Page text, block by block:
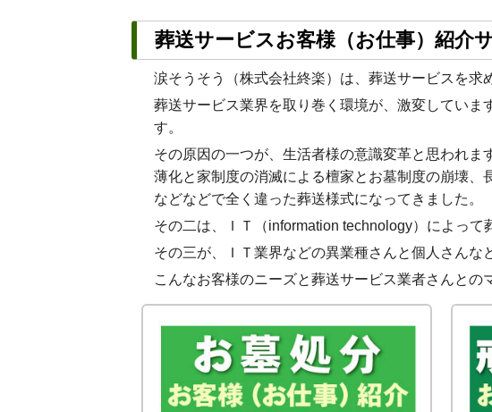
葬送サービスお客様（お仕事）紹介
涙そうそう（株式会社終楽）は、葬送サービスを求
葬送サービス業界を取り巻く環境が、激変してい
す。
その原因の一つが、生活者様の意識変革と思われ
薄化と家制度の消滅による檀家とお墓制度の崩壊、
などなどで全く違った葬送様式になってきました。
その二は、ＩＴ（information technology）によって
その三が、ＩＴ業界などの異業種さんと個人さんな
こんなお客様のニーズと葬送サービス業者さんとの